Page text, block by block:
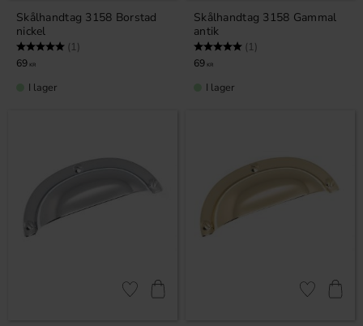
Skålhandtag 3158 Borstad
nickel
Betyg: (1)
69 KR
I lager
Skålhandtag 3158 Gammal
antik
Betyg: (1)
69 KR
I lager
Lägg till i favoriter Lägg till i